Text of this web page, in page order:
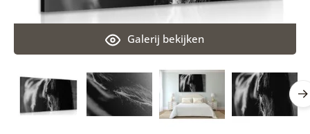
Galerij bekijken